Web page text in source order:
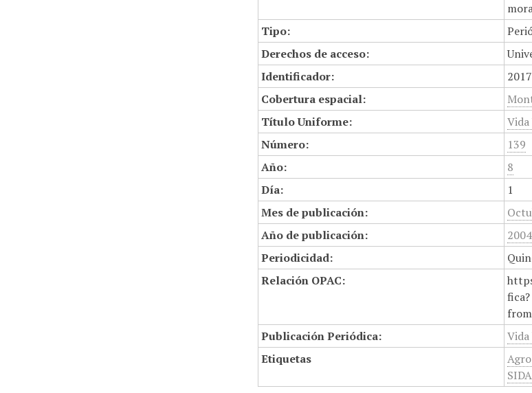
Tipo:
Derechos de acceso:
Identificador:
Cobertura espacial:
Título Uniforme:
Número:
139
Año:
8
Día:
1
Mes de publicación:
Año de publicación:
2004
Periodicidad:
Relación OPAC:
fica?
Publicación Periódica:
Etiquetas
SIDA